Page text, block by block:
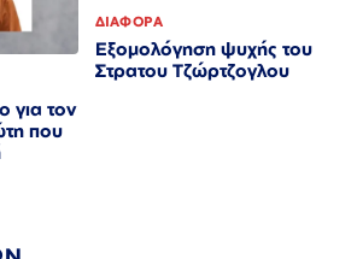
για τον
που
ΔΙΑΦΟΡΑ
Εξομολόγηση ψυχής του
Στρατου Τζώρτζογλου